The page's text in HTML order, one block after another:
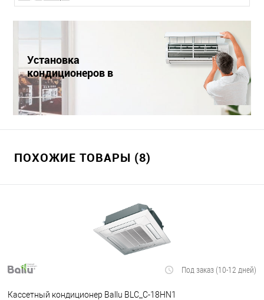
Установка
кондиционеров в
Краснодаре
ПОХОЖИЕ ТОВАРЫ (8)
Под заказ (10-12 дней)
Кассетный кондиционер Ballu BLC_C-18HN1